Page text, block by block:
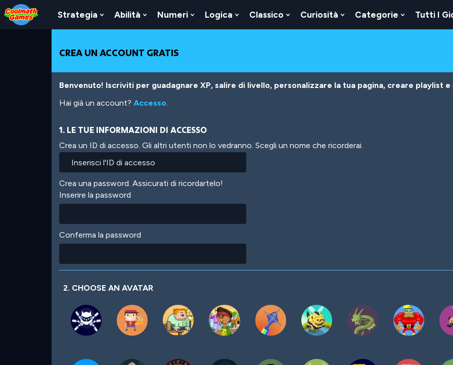
Skip
to
Top
Skip
to
Navigation
Skip
to
Main
Skip
to
Footer
Salta
al
contenuto
Strategia
Show
Submenu
Strategia
Abilità
Show
Submenu
Abilità
Numeri
Show
Submenu
Logica
Show
Submenu
Classico
Show
Submenu
Curiosità
Show
Submenu
Categorie
Show
Submenu
Tutti I
CREA UN ACCOUNT GRATIS
Benvenuto! Iscriviti per guadagnare XP, salire di livello, personalizzare la tua pagina, creare playlist
Hai già un account? Accesso.
1. LE TUE INFORMAZIONI DI ACCESSO
Crea un ID di accesso. Gli altri utenti non lo vedranno. Scegli un nome che ricorderai.
Crea una password. Assicurati di ricordartelo!
Inserire la password
Conferma la password
2. CHOOSE AN AVATAR